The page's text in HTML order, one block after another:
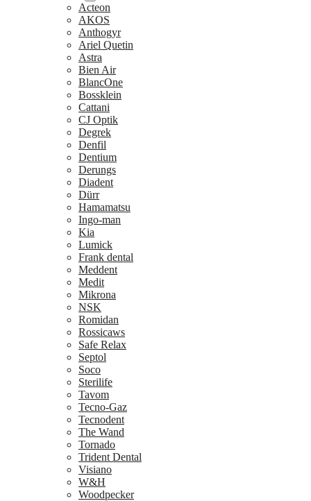
Acteon
AKOS
Anthogyr
Ariel Quetin
Astra
Bien Air
BlancOne
Bossklein
Cattani
CJ Optik
Degrek
Denfil
Dentium
Derungs
Diadent
Dürr
Hamamatsu
Ingo-man
Kia
Lumick
Frank dental
Meddent
Medit
Mikrona
NSK
Romidan
Rossicaws
Safe Relax
Septol
Soco
Sterilife
Tavom
Tecno-Gaz
Tecnodent
The Wand
Tornado
Trident Dental
Visiano
W&H
Woodpecker